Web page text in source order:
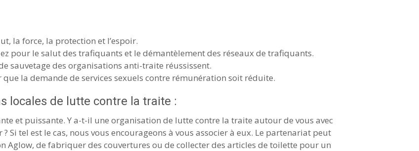
la force, la protection et l’espoir.
pour le salut des trafiquants et le démantèlement des réseaux de trafiquants.
sauvetage des organisations anti-traite réussissent.
que la demande de services sexuels contre rémunération soit réduite.
locales de lutte contre la traite :
et puissante. Y a-t-il une organisation de lutte contre la traite autour de vous avec
Si tel est le cas, nous vous encourageons à vous associer à eux. Le partenariat peut
Aglow, de fabriquer des couvertures ou de collecter des articles de toilette pour un